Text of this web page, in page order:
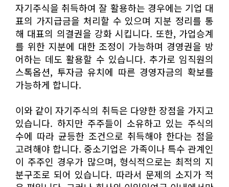
자기주식을 취득하여 잘 활용하는 경우에는 기업 대
표의 가지급금을 처리할 수 있으며 지분 정리를 통
해 대표의 의결권을 강화 시킵니다. 또한, 가업승계
를 위한 지분에 대한 조정이 가능하며 경영권을 방
어하는 데도 활용할 수 있습니다. 추가로 임직원의
스톡옵션, 투자금 유치에 따른 경영자금의 확보를
가능하게 합니다.
이와 같이 자기주식의 취득은 다양한 장점을 가지고
있습니다. 하지만 주주들이 소유하고 있는 주식의
수에 따라 균등한 조건으로 취득해야 한다는 점을
고려해야 합니다. 중소기업은 가족이나 특수 관계인
이 주주인 경우가 많으며, 형식적으로는 최적의 지
분구조로 되어 있습니다. 따라서 문제의 소지가 적